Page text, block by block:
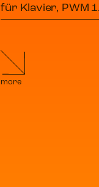
für Klavier, PWM
more